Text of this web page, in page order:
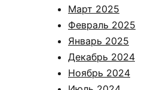
Март 2025
Февраль 2025
Январь 2025
Декабрь 2024
Ноябрь 2024